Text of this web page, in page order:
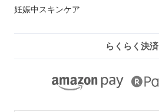
妊娠中スキンケア
らくらく決済